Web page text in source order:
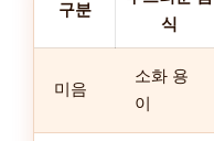
구분
식
미음
소화 용
이